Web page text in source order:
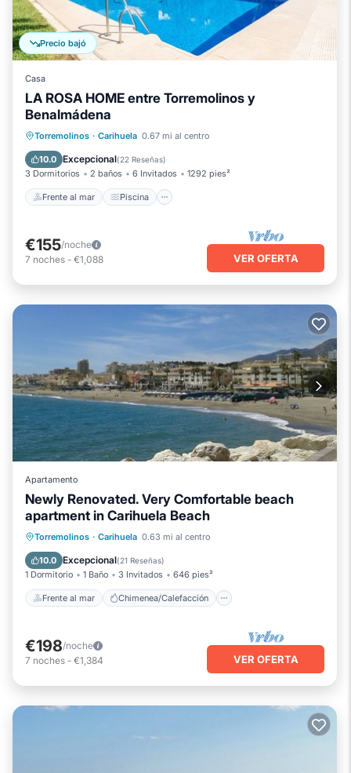
Precio bajó
Casa
LA ROSA HOME entre Torremolinos y
Benalmádena
Torremolinos · Carihuela 0.67 mi al centro
10.0 Excepcional(22 Reseñas)
3 Dormitorios 2 baños 6 Invitados 1292 pies²
Frente al mar Piscina
Frente al mar Piscina
Balcón/Terraza
€155/noche
7 noches - €1,088 VER OFERTA
Apartamento
Newly Renovated. Very Comfortable beach
apartment in Carihuela Beach
Torremolinos · Carihuela 0.63 mi al centro
10.0 Excepcional(21 Reseñas)
1 Dormitorio 1 Baño 3 Invitados 646 pies²
Frente al mar Chimenea/Calefacción
Frente al mar
Chimenea/Calefacción
Piscina
Vista al mar
€198/noche
7 noches - €1,384 VER OFERTA